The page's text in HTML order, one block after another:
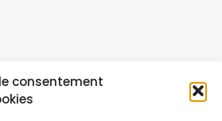
consentement
sur les réseaux